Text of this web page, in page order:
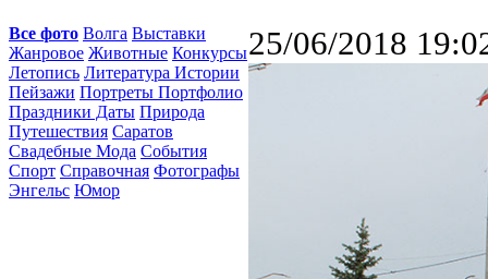
Все фото Волга Выставки
Жанровое Животные Конкурсы
Летопись Литература Истории
Пейзажи Портреты Портфолио
Праздники Даты Природа
Путешествия Саратов
Свадебные Мода События
Спорт Справочная Фотографы
Энгельс Юмор
25/06/2018